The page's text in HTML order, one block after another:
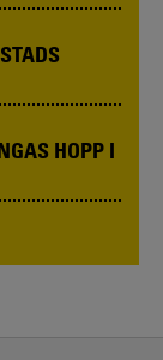
HOPP I